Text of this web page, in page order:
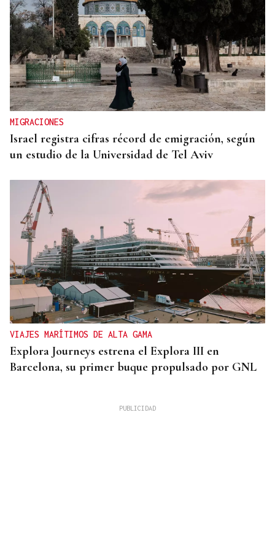
MIGRACIONES
Israel registra cifras récord de emigración, según
un estudio de la Universidad de Tel Aviv
VIAJES MARÍTIMOS DE ALTA GAMA
Explora Journeys estrena el Explora III en
Barcelona, su primer buque propulsado por GNL